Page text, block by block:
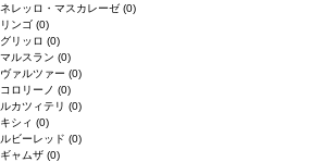
ネレッロ・マスカレーゼ (0)
リンゴ (0)
グリッロ (0)
マルスラン (0)
ヴァルツァー (0)
コロリーノ (0)
ルカツィテリ (0)
キシィ (0)
ルビーレッド (0)
ギャムザ (0)